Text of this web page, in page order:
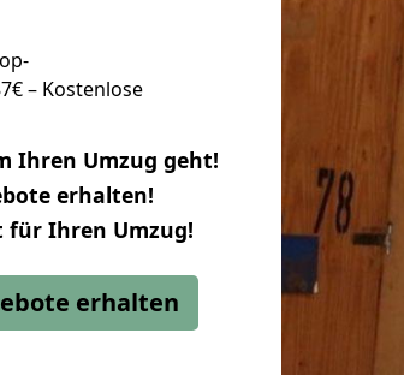
– Kostenlose
Ihren Umzug geht!
erhalten!
für Ihren Umzug!
erhalten